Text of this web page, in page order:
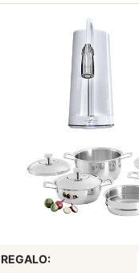
REGALO: